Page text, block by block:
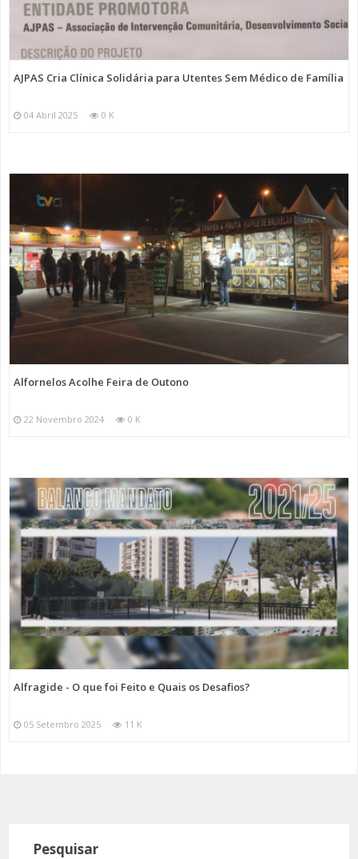
AJPAS Cria Clínica Solidária para Utentes Sem Médico de Família
04 Abril 2025 0 K
Alfornelos Acolhe Feira de Outono
22 Novembro 2024 0 K
Alfragide - O que foi Feito e Quais os Desafios?
05 Setembro 2025 11 K
Pesquisar